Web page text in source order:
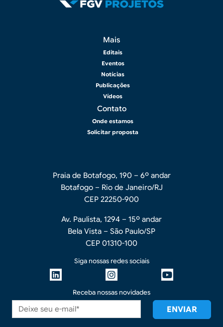
Mais
Editais
Eventos
Notícias
Publicações
Vídeos
Contato
Onde estamos
Solicitar proposta
Praia de Botafogo, 190 – 6º andar
Botafogo – Rio de Janeiro/RJ
CEP 22250-900
Av. Paulista, 1294 – 15º andar
Bela Vista – São Paulo/SP
CEP 01310-100
Siga nossas redes sociais
Receba nossas novidades